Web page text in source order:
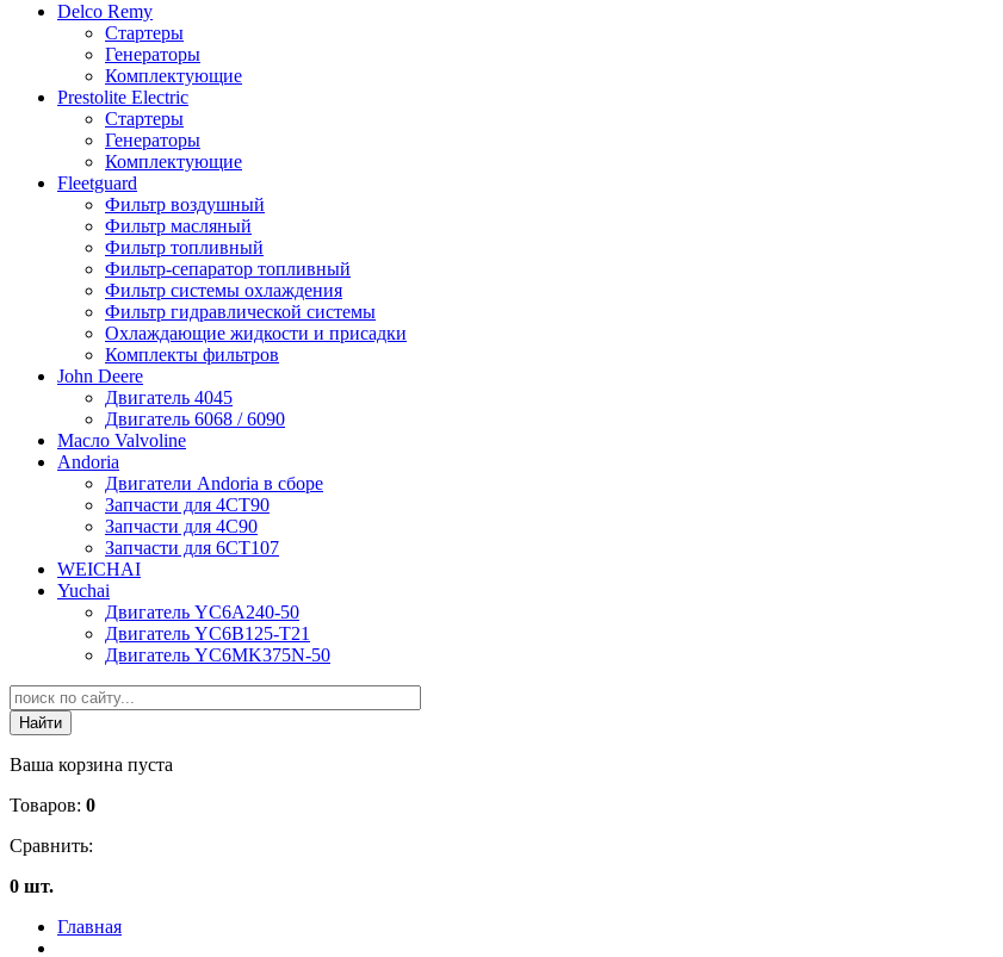
Delco Remy
Стартеры
Генераторы
Комплектующие
Prestolite Electric
Стартеры
Генераторы
Комплектующие
Fleetguard
Фильтр воздушный
Фильтр масляный
Фильтр топливный
Фильтр-сепаратор топливный
Фильтр системы охлаждения
Фильтр гидравлической системы
Охлаждающие жидкости и присадки
Комплекты фильтров
John Deere
Двигатель 4045
Двигатель 6068 / 6090
Масло Valvoline
Andoria
Двигатели Andoria в сборе
Запчасти для 4CT90
Запчасти для 4С90
Запчасти для 6CT107
WEICHAI
Yuchai
Двигатель YC6A240-50
Двигатель YC6B125-T21
Двигатель YC6MK375N-50
Ваша корзина пуста
Товаров: 0
Сравнить:
0 шт.
Главная